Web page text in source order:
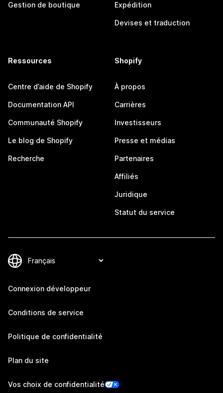
Gestion de boutique Expédition
Devises et traduction
Ressources
Centre d’aide de Shopify
Documentation API
Communauté Shopify
Le blog de Shopify
Recherche
Shopify
À propos
Carrières
Investisseurs
Presse et médias
Partenaires
Affiliés
Juridique
Statut du service
Connexion développeur
Conditions de service
Politique de confidentialité
Plan du site
Vos choix de confidentialité